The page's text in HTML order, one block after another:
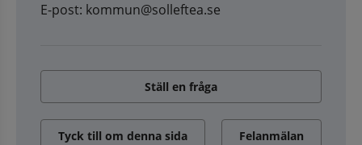
E-post: kommun@solleftea.se
Ställ en fråga
Tyck till om denna sida Felanmälan